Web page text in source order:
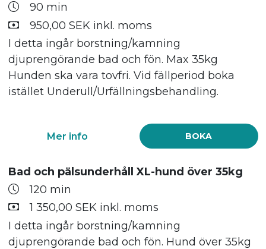
90 min
950,00 SEK inkl. moms
I detta ingår borstning/kamning
djuprengörande bad och fön. Max 35kg
Hunden ska vara tovfri. Vid fällperiod boka
istället Underull/Urfällningsbehandling.
BOKA
Mer info
Bad och pälsunderhåll XL-hund över 35kg
120 min
1 350,00 SEK inkl. moms
I detta ingår borstning/kamning
djuprengörande bad och fön. Hund över 35kg